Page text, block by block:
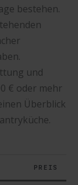
bestehen.
und
€ oder mehr
Überblick
PREIS